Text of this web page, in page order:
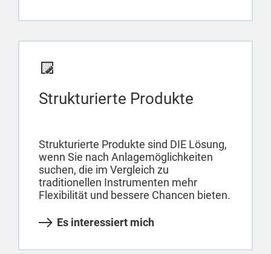
Strukturierte Produkte
Strukturierte Produkte sind DIE Lösung,
wenn Sie nach Anlagemöglichkeiten
suchen, die im Vergleich zu
traditionellen Instrumenten mehr
Flexibilität und bessere Chancen bieten.
Es interessiert mich